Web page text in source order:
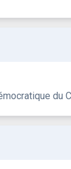
du